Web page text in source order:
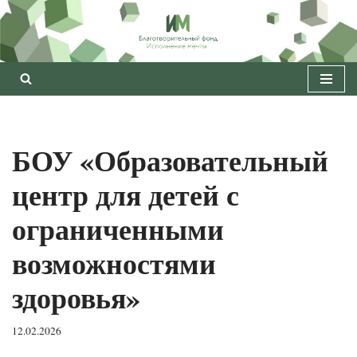
Перейти
к
содержимому
БОУ «Образовательный
центр для детей с
ограниченными
возможностями
здоровья»
12.02.2026